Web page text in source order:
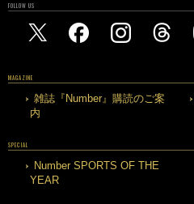
FOLLOW US
MAGAZINE
雑誌『Number』購読のご案
内
SPECIAL
Number SPORTS OF THE
YEAR